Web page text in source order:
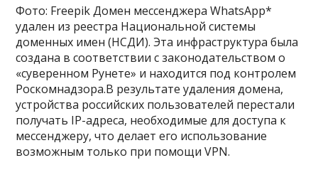
Фото: Freepik Домен мессенджера WhatsApp*
удален из реестра Национальной системы
доменных имен (НСДИ). Эта инфраструктура была
создана в соответствии с законодательством о
«суверенном Рунете» и находится под контролем
Роскомнадзора.В результате удаления домена,
устройства российских пользователей перестали
получать IP-адреса, необходимые для доступа к
мессенджеру, что делает его использование
возможным только при помощи VPN.